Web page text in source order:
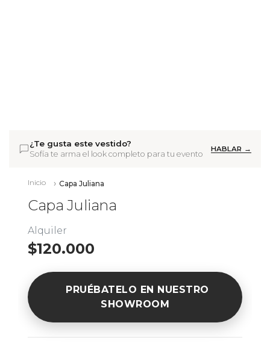
¿Te gusta este vestido?
Sofía te arma el look completo para tu evento
HABLAR →
Inicio Capa Juliana
Capa Juliana
Alquiler
$120.000
PRUÉBATELO EN NUESTRO
SHOWROOM